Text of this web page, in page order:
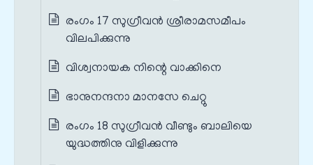
രംഗം 17 സുഗ്രീവൻ ശ്രീരാമസമീപം
വിലപിക്കുന്നു
വിശ്വനായക നിന്റെ വാക്കിനെ
ഭാനുനന്ദനാ മാനസേ ചെറ്റു
രംഗം 18 സുഗ്രീവൻ വീണ്ടും ബാലിയെ
യുദ്ധത്തിനു വിളിക്കുന്നു